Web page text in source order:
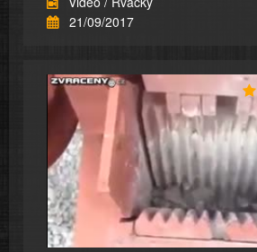
21/09/2017